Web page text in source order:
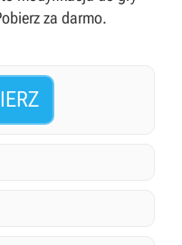
za darmo.